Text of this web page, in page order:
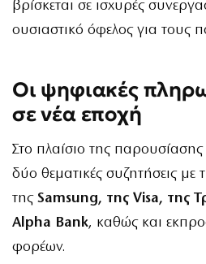
βρίσκεται σε ισχυρές
ουσιαστικό όφελος για τους
Οι ψηφιακές
σε νέα εποχή
Στο πλαίσιο της
δύο θεματικές συζητήσεις με
της Samsung, της Visa, της
Alpha Bank, καθώς και
φορέων.